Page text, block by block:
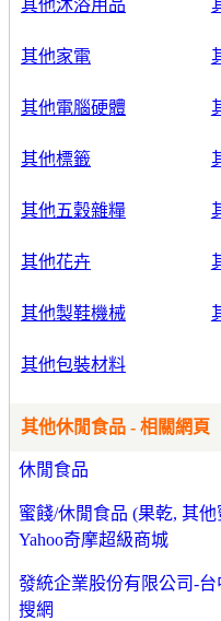
其他沐浴用品
其他家電
其他電腦硬體
其他標籤
其他五穀雜糧
其他花卉
其他製鞋機械
其他包裝材料
其他休閒食品 - 相關網頁
休閒食品
蜜餞/休閒食品 (果乾, 其
Yahoo奇摩超級商城
發統企業股份有限公司-
搜網